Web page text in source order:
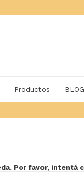
Productos BLOG
Por favor, intentá